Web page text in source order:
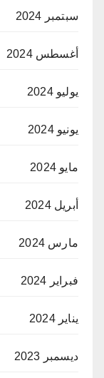
سبتمبر 2024
أغسطس 2024
يوليو 2024
يونيو 2024
مايو 2024
أبريل 2024
مارس 2024
فبراير 2024
يناير 2024
ديسمبر 2023